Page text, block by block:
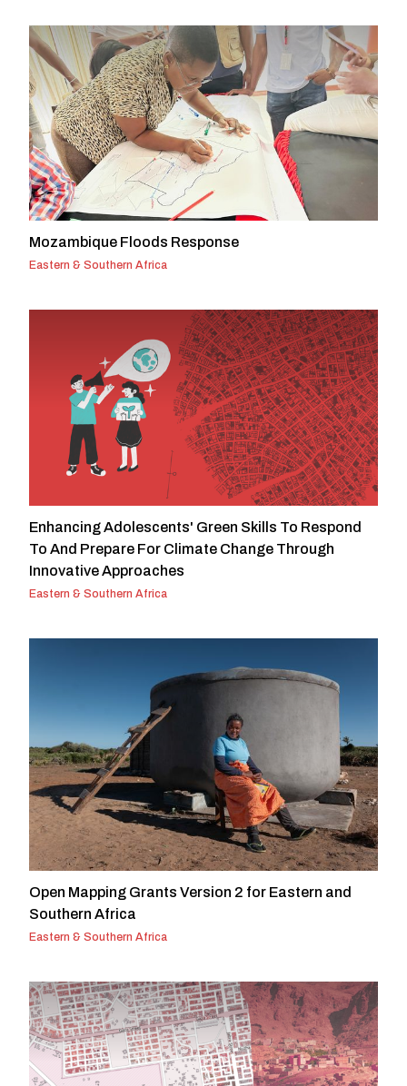
Mozambique Floods Response
Eastern & Southern Africa
Enhancing Adolescents' Green Skills To Respond
To And Prepare For Climate Change Through
Innovative Approaches
Eastern & Southern Africa
Open Mapping Grants Version 2 for Eastern and
Southern Africa
Eastern & Southern Africa